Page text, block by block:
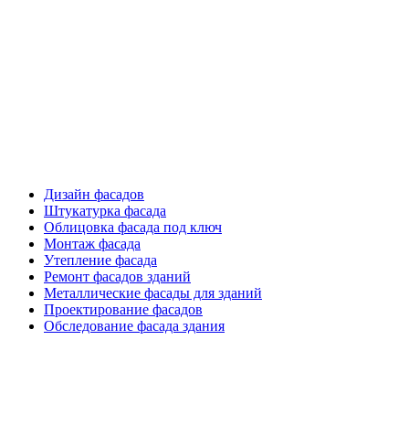
Дизайн фасадов
Штукатурка фасада
Облицовка фасада под ключ
Монтаж фасада
Утепление фасада
Ремонт фасадов зданий
Металлические фасады для зданий
Проектирование фасадов
Обследование фасада здания